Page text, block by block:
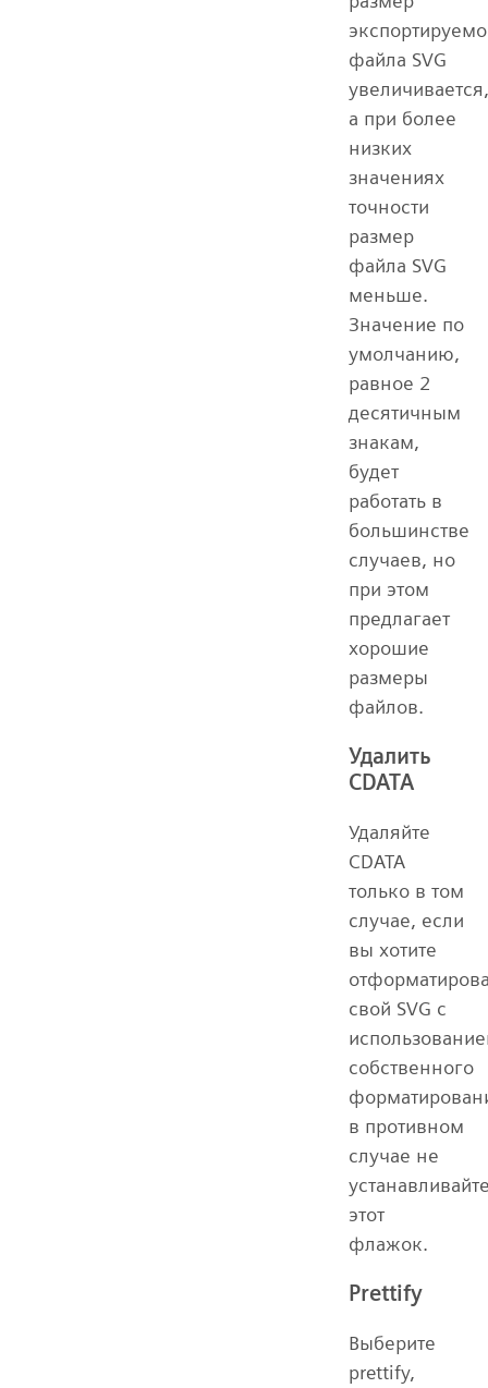
файла SVG
увеличивается,
а при более
низких
значениях
точности
размер
файла SVG
меньше.
Значение по
умолчанию,
равное 2
десятичным
знакам,
будет
работать в
большинстве
случаев, но
при этом
предлагает
хорошие
размеры
файлов.
Удалить
CDATA
Удаляйте
CDATA
только в том
случае, если
вы хотите
свой SVG с
собственного
в противном
случае не
этот
флажок.
Prettify
Выберите
prettify,